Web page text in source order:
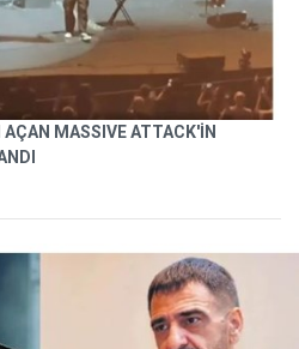
MASSIVE ATTACK'İN